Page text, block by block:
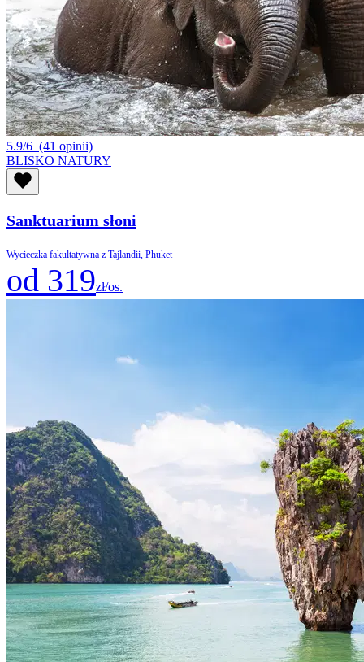
5.9/6 (41 opinii)
BLISKO NATURY
Sanktuarium słoni
Wycieczka fakultatywna z Tajlandii, Phuket
od 319zł/os.